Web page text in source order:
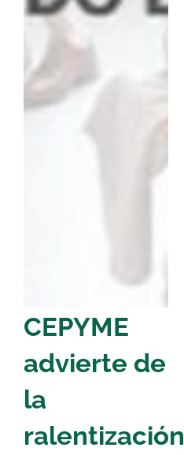
CEPYME
advierte de
la
ralentización